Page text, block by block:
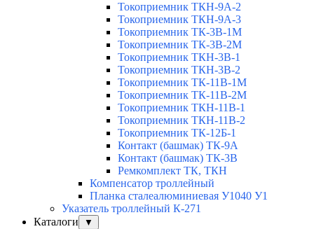
Токоприемник ТКН-9А-2
Токоприемник ТКН-9А-3
Токоприемник ТК-3В-1М
Токоприемник ТК-3В-2М
Токоприемник ТКН-3В-1
Токоприемник ТКН-3В-2
Токоприемник ТК-11В-1М
Токоприемник ТК-11В-2М
Токоприемник ТКН-11В-1
Токоприемник ТКН-11В-2
Токоприемник ТК-12Б-1
Контакт (башмак) ТК-9А
Контакт (башмак) ТК-3В
Ремкомплект ТК, ТКН
Компенсатор троллейный
Планка сталеалюминиевая У1040 У1
Указатель троллейный К-271
Каталоги
▼